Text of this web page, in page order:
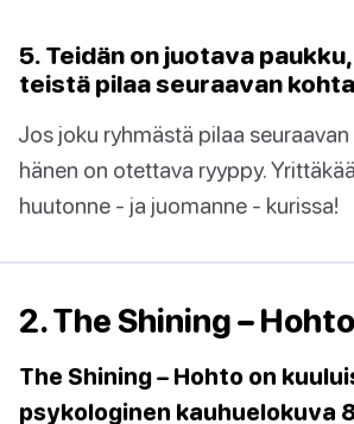
5. Teidän on juotava
teistä pilaa seuraavan
Jos joku ryhmästä pilaa
hänen on otettava ryyppy.
huutonne - ja juomanne - kurissa!
2. The Shining –
The Shining – Hohto on
psykologinen kauhuelokuva